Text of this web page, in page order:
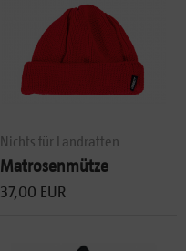
Nichts für Landratten
Matrosenmütze
37,00 EUR